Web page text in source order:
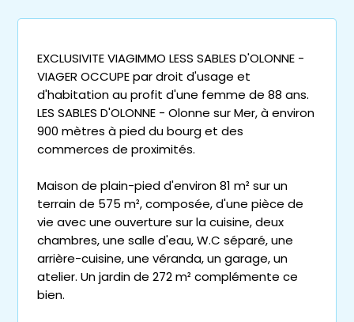
EXCLUSIVITE VIAGIMMO LESS SABLES D'OLONNE -
VIAGER OCCUPE par droit d'usage et
d'habitation au profit d'une femme de 88 ans.
LES SABLES D'OLONNE - Olonne sur Mer, à environ
900 mètres à pied du bourg et des
commerces de proximités.
Maison de plain-pied d'environ 81 m² sur un
terrain de 575 m², composée, d'une pièce de
vie avec une ouverture sur la cuisine, deux
chambres, une salle d'eau, W.C séparé, une
arrière-cuisine, une véranda, un garage, un
atelier. Un jardin de 272 m² complémente ce
bien.